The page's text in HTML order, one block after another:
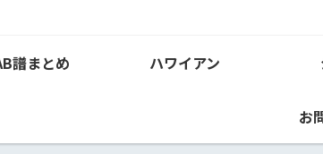
譜まとめ ハワイアン
お